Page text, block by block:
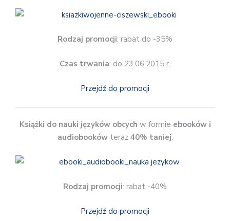
Rodzaj promocji: rabat do -35%
Czas trwania: do 23.06.2015 r.
Przejdź do promocji
Książki do nauki języków obcych w formie ebooków i
audiobookówteraz 40% taniej.
Rodzaj promocji: rabat -40%
Przejdź do promocji